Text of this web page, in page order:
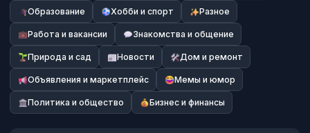
Образование Хобби и спорт Разное
Работа и вакансии Знакомства и общение
Природа и сад Новости Дом и ремонт
Объявления и маркетплейс Мемы и юмор
Политика и общество Бизнес и финансы